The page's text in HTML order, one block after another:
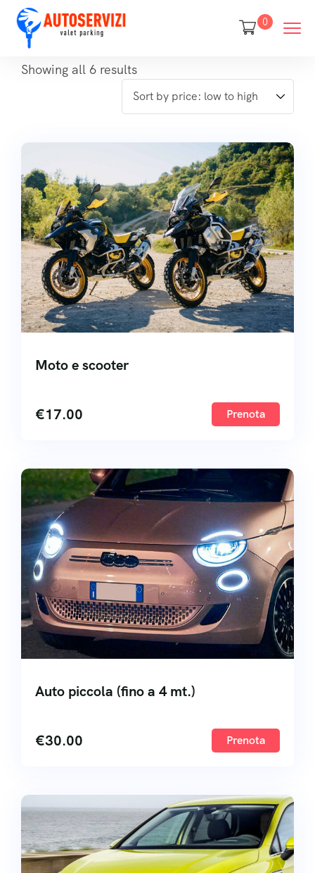
0
Showing all 6 results
Moto e scooter
€17.00 Prenota
Auto piccola (fino a 4 mt.)
€30.00 Prenota